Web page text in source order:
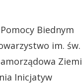
Biednym
im. św.
Ziemi
Inicjatyw